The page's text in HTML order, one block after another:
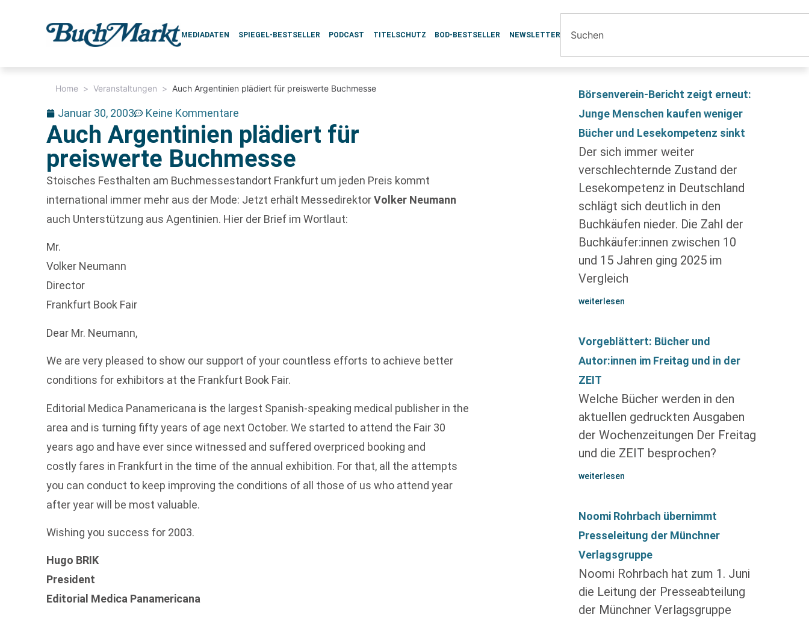
MEDIADATEN SPIEGEL-BESTSELLER PODCAST TITELSCHUTZ BOD-BESTSELLER NEWSLETTER
Home > Veranstaltungen > Auch Argentinien plädiert für preiswerte Buchmesse
Januar 30, 2003 Keine Kommentare
Auch Argentinien plädiert für
preiswerte Buchmesse
Stoisches Festhalten am Buchmessestandort Frankfurt um jeden Preis kommt
international immer mehr aus der Mode: Jetzt erhält MessedirektorVolker Neumann
auch Unterstützung aus Agentinien. Hier der Brief im Wortlaut:
Mr.
Volker Neumann
Director
Frankfurt Book Fair
Dear Mr. Neumann,
We are very pleased to show our support of your countless efforts to achieve better
conditions for exhibitors at the Frankfurt Book Fair.
Editorial Medica Panamericana is the largest Spanish-speaking medical publisher in the
area and is turning fifty years of age next October. We started to attend the Fair 30
years ago and have ever since witnessed and suffered overpriced booking and
costly fares in Frankfurt in the time of the annual exhibition. For that, all the attempts
you can conduct to keep improving the conditions of all those of us who attend year
after year will be most valuable.
Wishing you success for 2003.
Hugo BRIK
President
Editorial Medica Panamericana
Börsenverein-Bericht zeigt erneut:
Junge Menschen kaufen weniger
Bücher und Lesekompetenz sinkt
Der sich immer weiter
verschlechternde Zustand der
Lesekompetenz in Deutschland
schlägt sich deutlich in den
Buchkäufen nieder. Die Zahl der
Buchkäufer:innen zwischen 10
und 15 Jahren ging 2025 im
Vergleich
weiterlesen
Vorgeblättert: Bücher und
Autor:innen im Freitag und in der
ZEIT
Welche Bücher werden in den
aktuellen gedruckten Ausgaben
der Wochenzeitungen Der Freitag
und die ZEIT besprochen?
weiterlesen
Noomi Rohrbach übernimmt
Presseleitung der Münchner
Verlagsgruppe
Noomi Rohrbach hat zum 1. Juni
die Leitung der Presseabteilung
der Münchner Verlagsgruppe